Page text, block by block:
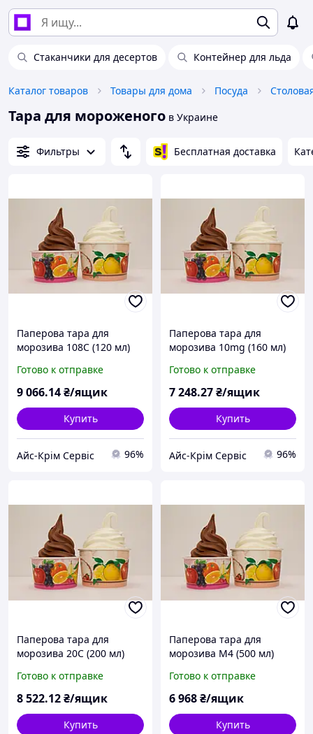
Стаканчики для десертов Контейнер для льда
Каталог товаров Товары для дома Посуда
Тара для мороженого в Украине
Фильтры Бесплатная доставка
Паперова тара для
морозива 108С (120 мл)
Готово к отправке
9 066.14₴/ящик
Купить
Айс-Крім Сервіс 96%
Паперова тара для
морозива 10mg (160 мл)
Готово к отправке
7 248.27₴/ящик
Купить
Айс-Крім Сервіс 96%
Паперова тара для
морозива 20C (200 мл)
Готово к отправке
8 522.12₴/ящик
Купить
Паперова тара для
морозива M4 (500 мл)
Готово к отправке
6 968₴/ящик
Купить